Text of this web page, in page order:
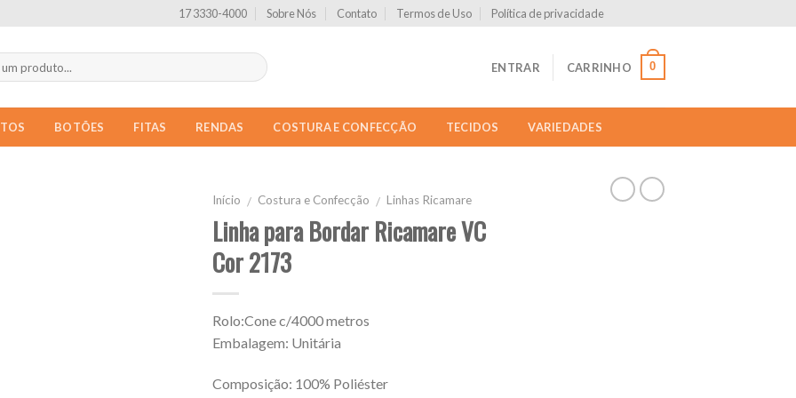
17 3330-4000 Sobre Nós Contato Termos de Uso Política de privacidade
ENTRAR CARRINHO 0
BOTÕES FITAS RENDAS COSTURA E CONFECÇÃO TECIDOS VARIEDADES
Início / Costura e Confecção / Linhas Ricamare
Linha para Bordar Ricamare VC
Cor 2173
Rolo:Cone c/4000 metros
Embalagem: Unitária
Composição: 100% Poliéster